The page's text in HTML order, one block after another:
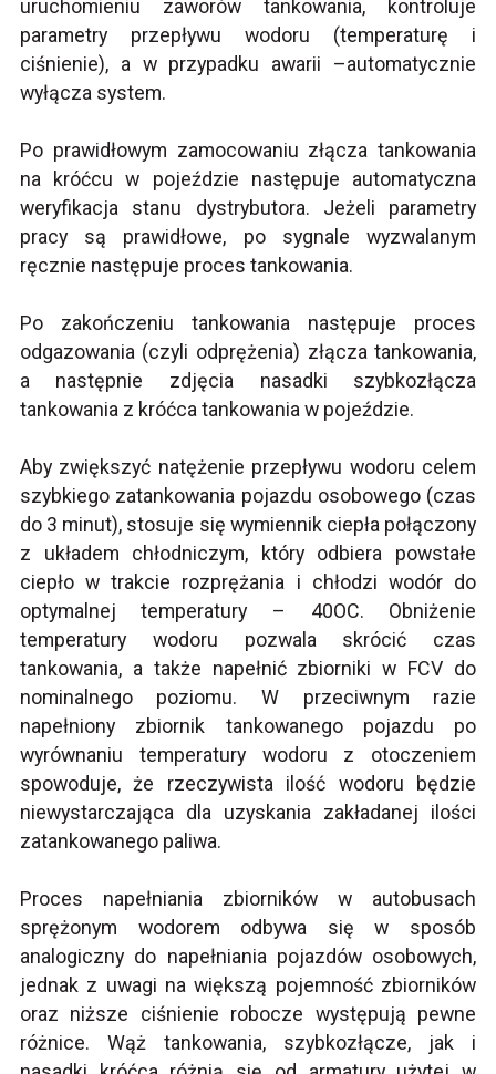
uruchomieniu zaworów tankowania, kontroluje
parametry przepływu wodoru (temperaturę i
ciśnienie), a w przypadku awarii –automatycznie
wyłącza system.
Po prawidłowym zamocowaniu złącza tankowania
na króćcu w pojeździe następuje automatyczna
weryfikacja stanu dystrybutora. Jeżeli parametry
pracy są prawidłowe, po sygnale wyzwalanym
ręcznie następuje proces tankowania.
Po zakończeniu tankowania następuje proces
odgazowania (czyli odprężenia) złącza tankowania,
a następnie zdjęcia nasadki szybkozłącza
tankowania z króćca tankowania w pojeździe.
Aby zwiększyć natężenie przepływu wodoru celem
szybkiego zatankowania pojazdu osobowego (czas
do 3 minut), stosuje się wymiennik ciepła połączony
z układem chłodniczym, który odbiera powstałe
ciepło w trakcie rozprężania i chłodzi wodór do
optymalnej temperatury – 40OC. Obniżenie
temperatury wodoru pozwala skrócić czas
tankowania, a także napełnić zbiorniki w FCV do
nominalnego poziomu. W przeciwnym razie
napełniony zbiornik tankowanego pojazdu po
wyrównaniu temperatury wodoru z otoczeniem
spowoduje, że rzeczywista ilość wodoru będzie
niewystarczająca dla uzyskania zakładanej ilości
zatankowanego paliwa.
Proces napełniania zbiorników w autobusach
sprężonym wodorem odbywa się w sposób
analogiczny do napełniania pojazdów osobowych,
jednak z uwagi na większą pojemność zbiorników
oraz niższe ciśnienie robocze występują pewne
różnice. Wąż tankowania, szybkozłącze, jak i